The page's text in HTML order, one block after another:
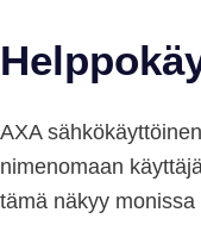
AXA
nimenomaan
tämä näkyy